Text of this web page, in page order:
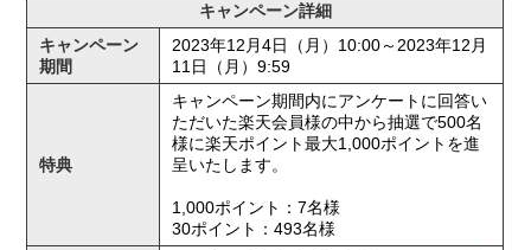
キャンペーン詳細
キャンペーン
期間
2023年12月4日（月）10:00～2023年12月
11日（月）9:59
特典
キャンペーン期間内にアンケートに回答い
ただいた楽天会員様の中から抽選で500名
様に楽天ポイント最大1,000ポイントを進
呈いたします。
1,000ポイント：7名様
30ポイント：493名様